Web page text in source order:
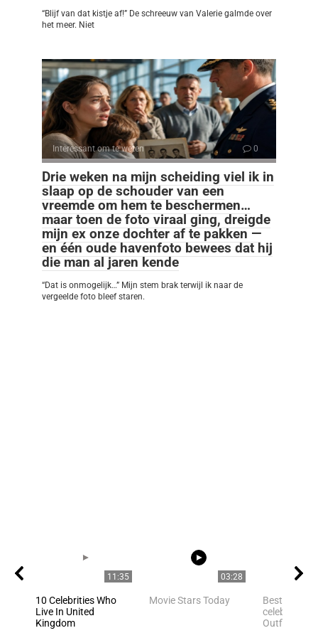
“Blijf van dat kistje af!” De schreeuw van Valerie galmde over
het meer. Niet
Interessant om te weten 0
Drie weken na mijn scheiding viel ik in
slaap op de schouder van een
vreemde om hem te beschermen…
maar toen de foto viraal ging, dreigde
mijn ex onze dochter af te pakken —
en één oude havenfoto bewees dat hij
die man al jaren kende
“Dat is onmogelijk…” Mijn stem brak terwijl ik naar de
vergeelde foto bleef staren.
11:35
10 Celebrities Who
Live In United
Kingdom
03:28
Movie Stars Today
Best
celebrities
Outfit Ideas